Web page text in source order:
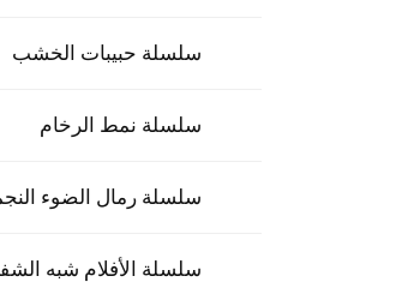
سلسلة حبيبات الخشب
سلسلة نمط الرخام
سلسلة رمال الضوء
سلسلة الأفلام شبه